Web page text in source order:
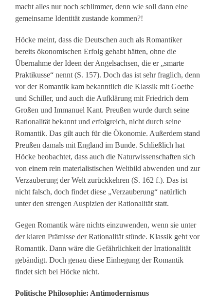
macht alles nur noch schlimmer, denn wie soll dann eine
gemeinsame Identität zustande kommen?!
Höcke meint, dass die Deutschen auch als Romantiker
bereits ökonomischen Erfolg gehabt hätten, ohne die
Übernahme der Ideen der Angelsachsen, die er „smarte
Praktikusse“ nennt (S. 157). Doch das ist sehr fraglich, denn
vor der Romantik kam bekanntlich die Klassik mit Goethe
und Schiller, und auch die Aufklärung mit Friedrich dem
Großen und Immanuel Kant. Preußen wurde durch seine
Rationalität bekannt und erfolgreich, nicht durch seine
Romantik. Das gilt auch für die Ökonomie. Außerdem stand
Preußen damals mit England im Bunde. Schließlich hat
Höcke beobachtet, dass auch die Naturwissenschaften sich
von einem rein materialistischen Weltbild abwenden und zur
Verzauberung der Welt zurückkehren (S. 162 f.). Das ist
nicht falsch, doch findet diese „Verzauberung“ natürlich
unter den strengen Auspizien der Rationalität statt.
Gegen Romantik wäre nichts einzuwenden, wenn sie unter
der klaren Prämisse der Rationalität stünde. Klassik geht vor
Romantik. Dann wäre die Gefährlichkeit der Irrationalität
gebändigt. Doch genau diese Einhegung der Romantik
findet sich bei Höcke nicht.
Politische Philosophie: Antimodernismus